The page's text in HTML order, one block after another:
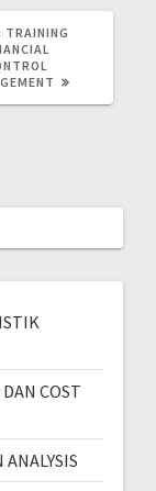
TRAINING
COST